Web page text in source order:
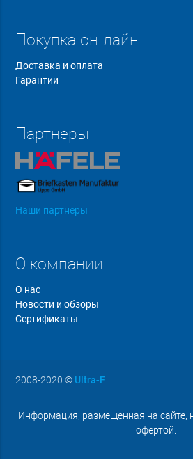
Покупка он-лайн
Доставка и оплата
Гарантии
Партнеры
Наши партнеры
О компании
О нас
Новости и обзоры
Сертификаты
2008-2020 © Ultra-F
Информация, размещенная на сайте,
офертой.